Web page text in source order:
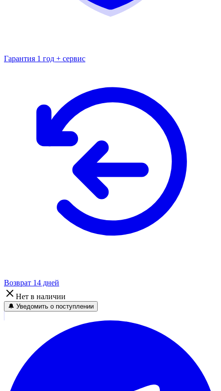
Гарантия 1 год + сервис
Возврат 14 дней
Нет в наличии
🔔 Уведомить о поступлении